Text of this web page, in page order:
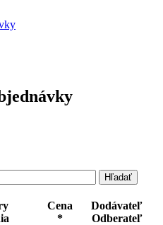
Cena
*
Dodávateľ
Odberateľ